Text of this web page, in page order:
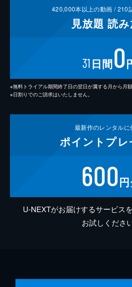
420,000本以上の動画 /210
見放題 読
31 日間0
※無料トライアル期間終了日の翌日が属する月から月額
※日割りでのご請求はいたしません。
最新作のレンタルに
ポイント プレ
600
U-NEXTがお届けするサービス
お試しください